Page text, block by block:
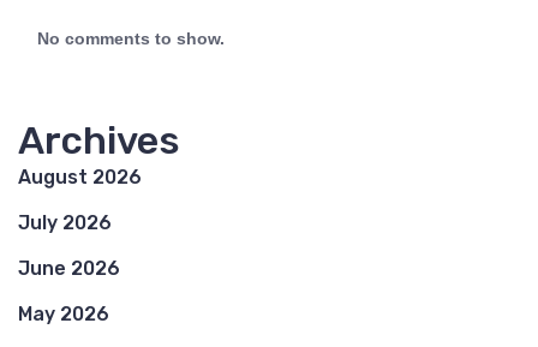
No comments to show.
Archives
August 2026
July 2026
June 2026
May 2026